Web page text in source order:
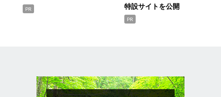
PR
特設サイトを公開
PR